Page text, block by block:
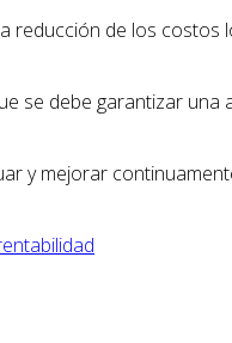
de los
se debe garantizar
y mejorar